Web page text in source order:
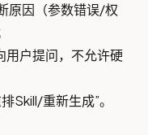
原因（参数错误/权
用户提问，不允许硬
Skill/重新生成”。